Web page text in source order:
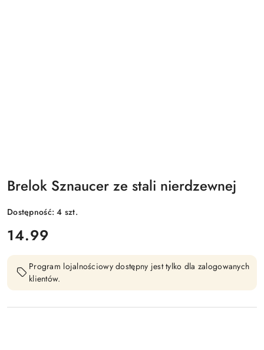
Brelok Sznaucer ze stali nierdzewnej
Dostępność:4 szt.
cena:
14.99
Program lojalnościowy dostępny jest tylko dla zalogowanych
klientów.